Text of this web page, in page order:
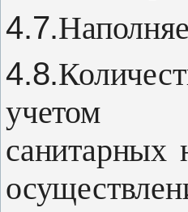
4.7.
4.8.
учетом
санитарных